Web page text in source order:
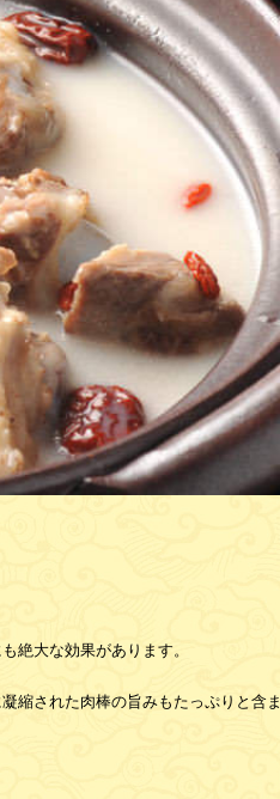
絶大な効果があります。
縮された肉棒の旨みもたっぷりと含ま